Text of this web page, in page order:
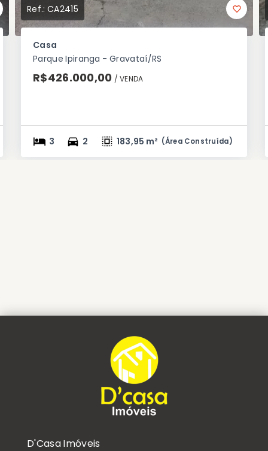
Ref.:CA2415
Casa
Parque Ipiranga - Gravataí/RS
R$426.000,00 / VENDA
3 2 183,95 m² (Área Construída)
D'Casa Imóveis